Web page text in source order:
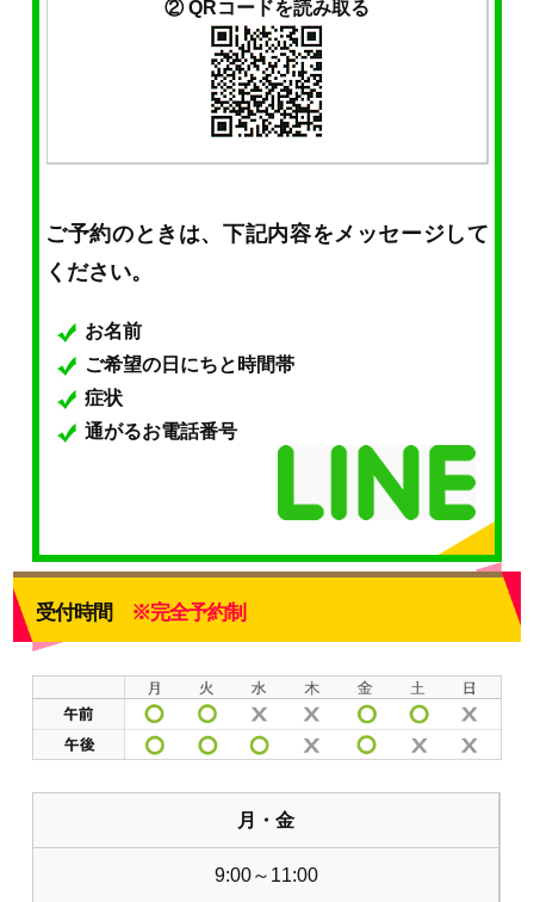
② QRコードを読み取る
ご予約のときは、下記内容をメッセージして
ください。
お名前
ご希望の日にちと時間帯
症状
通がるお電話番号
受付時間 ※完全予約制
月・金
9:00～11:00